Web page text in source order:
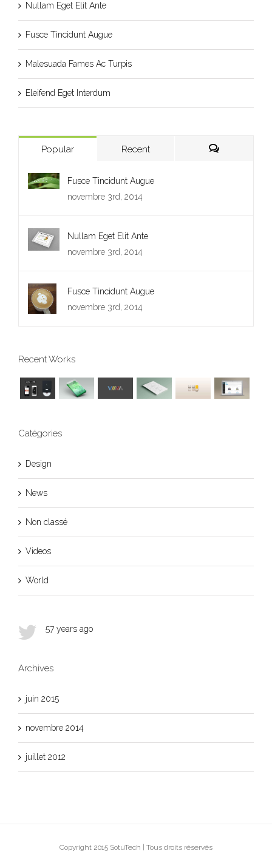
Nullam Eget Elit Ante
Fusce Tincidunt Augue
Malesuada Fames Ac Turpis
Eleifend Eget Interdum
Popular Recent
Fusce Tincidunt Augue
novembre 3rd, 2014
Nullam Eget Elit Ante
novembre 3rd, 2014
Fusce Tincidunt Augue
novembre 3rd, 2014
Recent Works
Catégories
Design
News
Non classé
Videos
World
57 years ago
Archives
juin 2015
novembre 2014
juillet 2012
Copyright 2015 SotuTech | Tous droits réservés